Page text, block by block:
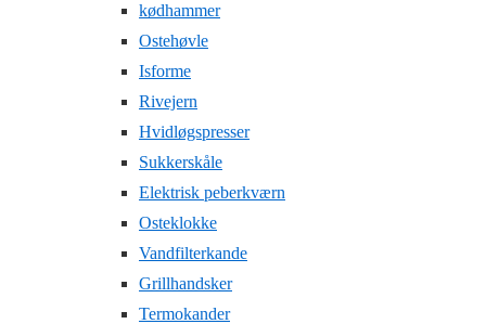
kødhammer
Ostehøvle
Isforme
Rivejern
Hvidløgspresser
Sukkerskåle
Elektrisk peberkværn
Osteklokke
Vandfilterkande
Grillhandsker
Termokander